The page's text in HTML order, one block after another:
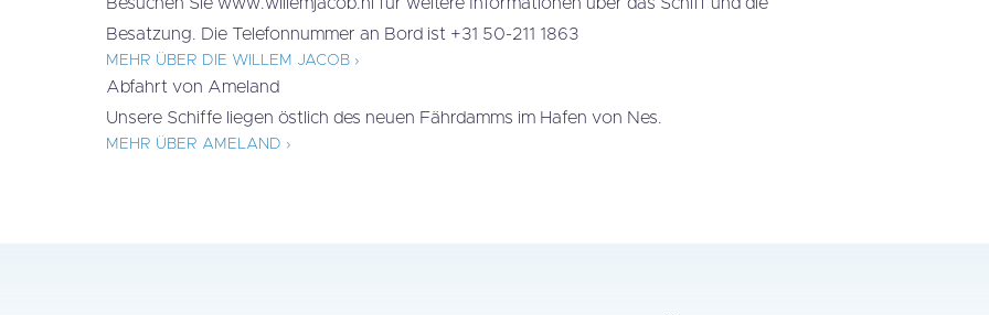
Besuchen Sie www.willemjacob.nl für weitere Informationen über das Schiff und die
Besatzung. Die Telefonnummer an Bord ist +31 50-211 1863
MEHR ÜBER DIE WILLEM JACOB ›
Abfahrt von Ameland
Unsere Schiffe liegen östlich des neuen Fährdamms im Hafen von Nes.
MEHR ÜBER AMELAND ›